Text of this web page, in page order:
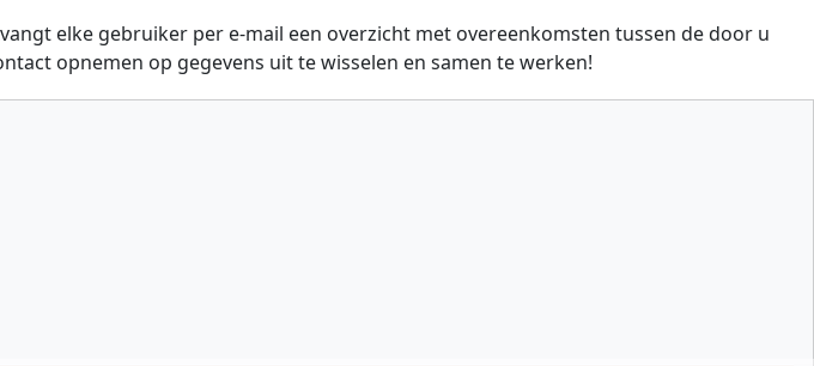
elke gebruiker per e-mail een overzicht met overeenkomsten tussen de door u
opnemen op gegevens uit te wisselen en samen te werken!